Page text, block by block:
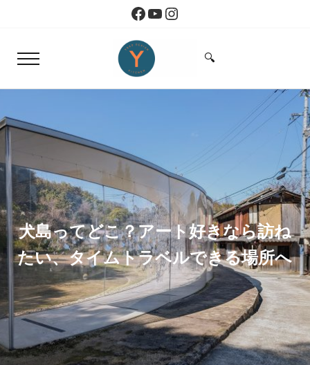
Skip to header right navigationFacebook
YouTube
Instagram
Menu
Yoko Design Kitchen
Search...
🔍
犬島ってどこ？アート好きなら訪ね
たい、タイムトラベルできる場所へ